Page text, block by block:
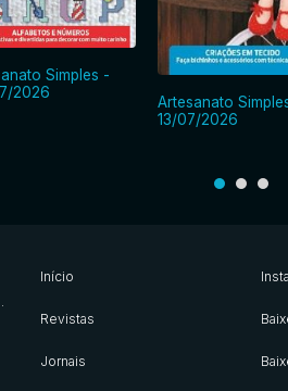
Simples -
2026
Artesanato
13/07/2026
Início
Revistas
Jornais